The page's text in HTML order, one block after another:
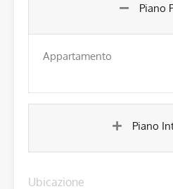
Piano
Appartamento
Piano
Ubicazione